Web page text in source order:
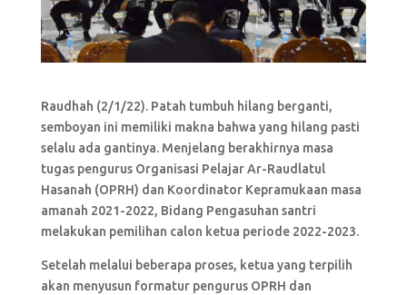
Raudhah (2/1/22). Patah tumbuh hilang berganti,
semboyan ini memiliki makna bahwa yang hilang pasti
selalu ada gantinya. Menjelang berakhirnya masa
tugas pengurus Organisasi Pelajar Ar-Raudlatul
Hasanah (OPRH) dan Koordinator Kepramukaan masa
amanah 2021-2022, Bidang Pengasuhan santri
melakukan pemilihan calon ketua periode 2022-2023.
Setelah melalui beberapa proses, ketua yang terpilih
akan menyusun formatur pengurus OPRH dan